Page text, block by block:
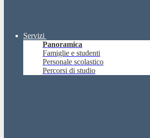
Servizi
Panoramica
Famiglie e studenti
Personale scolastico
Percorsi di studio